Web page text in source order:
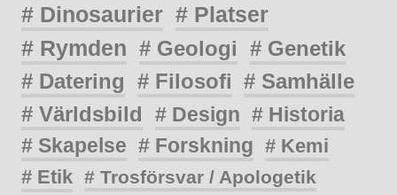
# Dinosaurier # Platser
# Rymden # Geologi # Genetik
# Datering # Filosofi # Samhälle
# Världsbild
# Design # Historia
# Skapelse # Forskning # Kemi
# Etik # Trosförsvar / Apologetik